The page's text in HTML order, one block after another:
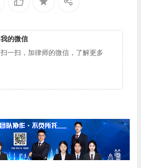
我的微信
扫一扫，加律师的微信，了解更多